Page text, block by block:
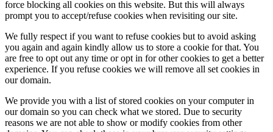
force blocking all cookies on this website. But this will always
prompt you to accept/refuse cookies when revisiting our site.
We fully respect if you want to refuse cookies but to avoid asking
you again and again kindly allow us to store a cookie for that. You
are free to opt out any time or opt in for other cookies to get a better
experience. If you refuse cookies we will remove all set cookies in
our domain.
We provide you with a list of stored cookies on your computer in
our domain so you can check what we stored. Due to security
reasons we are not able to show or modify cookies from other